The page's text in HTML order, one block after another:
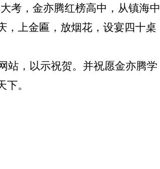
考，金亦腾红榜高中，从镇海中
，上金匾，放烟花，设宴四十桌
站，以示祝贺。并祝愿金亦腾学
。